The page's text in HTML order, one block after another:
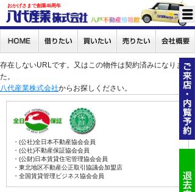
おかげさまで創業46周年
存在しないURLです。又はこの物件は契約済みになりまし
た。
八代産業株式会社からお探しください。
・(公社)全日本不動産協会会員
・(公社)不動産保証協会会員
・(公財)日本賃貸住宅管理協会会員
・東北地区不動産公正取引協議会加盟店
・全国賃貸管理ビジネス協会会員